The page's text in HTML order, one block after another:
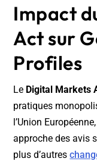
Impact
Act sur
Profiles
Le Digital Markets
pratiques
l’Union
approche des avis
plus d’autres